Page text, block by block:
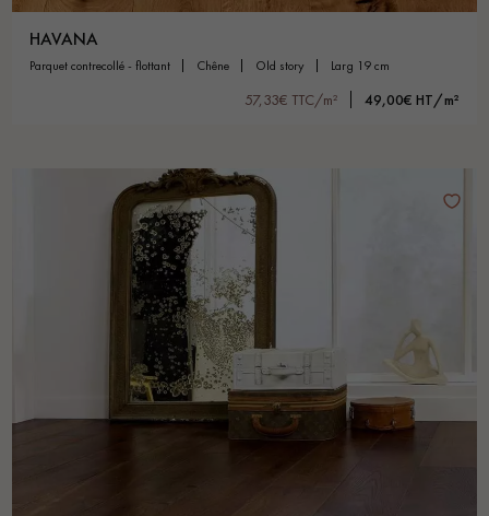
HAVANA
parquet contrecollé - flottant chêne old story larg 19 cm
57,33€ TTC/m² 49,00€ HT/m²